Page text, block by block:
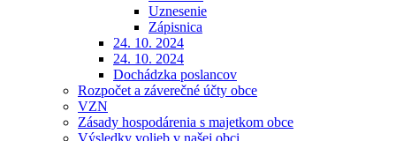
Uznesenie
Zápisnica
24. 10. 2024
24. 10. 2024
Dochádzka poslancov
Rozpočet a záverečné účty obce
VZN
Zásady hospodárenia s majetkom obce
Výsledky volieb v našej obci